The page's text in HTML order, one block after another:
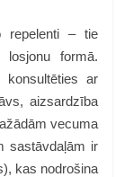
repelenti – tie
formā.
konsultēties ar
aizsardzība
vecuma
sastāvdaļām ir
kas nodrošina